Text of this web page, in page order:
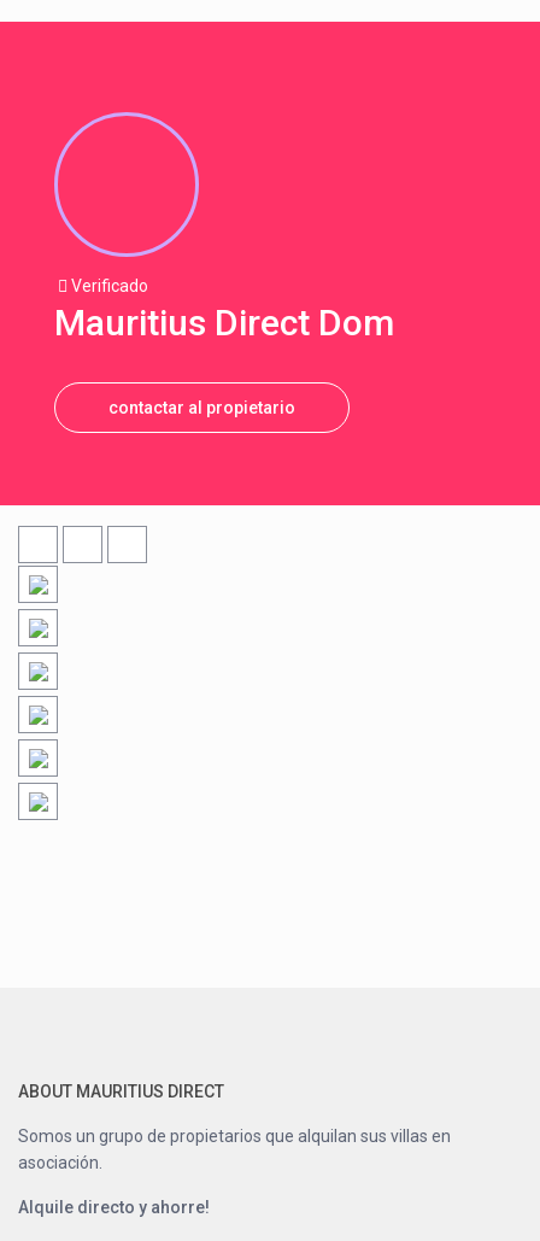
Verificado
Mauritius Direct Dom
contactar al propietario
ABOUT MAURITIUS DIRECT
Somos un grupo de propietarios que alquilan sus villas en
asociación.
Alquile directo y ahorre!